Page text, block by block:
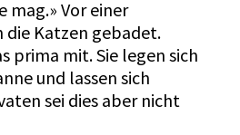
mag.» Vor einer
die Katzen gebadet.
prima mit. Sie legen sich
und lassen sich
sei dies aber nicht